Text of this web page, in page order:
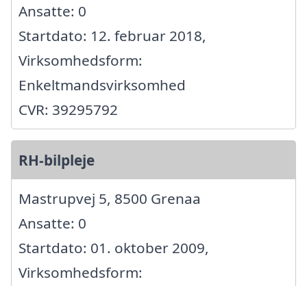
Ansatte: 0
Startdato: 12. februar 2018,
Virksomhedsform:
Enkeltmandsvirksomhed
CVR: 39295792
RH-bilpleje
Mastrupvej 5, 8500 Grenaa
Ansatte: 0
Startdato: 01. oktober 2009,
Virksomhedsform: